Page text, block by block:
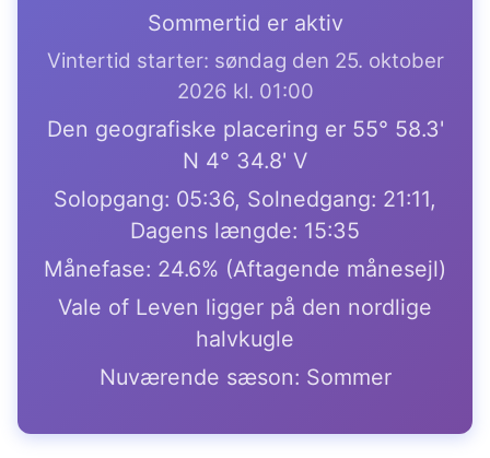
Sommertid er aktiv
Vintertid starter: søndag den 25. oktober
2026 kl. 01:00
Den geografiske placering er 55° 58.3'
N 4° 34.8' V
Solopgang: 05:36, Solnedgang: 21:11,
Dagens længde: 15:35
Månefase: 24.6% (Aftagende månesejl)
Vale of Leven ligger på den nordlige
halvkugle
Nuværende sæson: Sommer